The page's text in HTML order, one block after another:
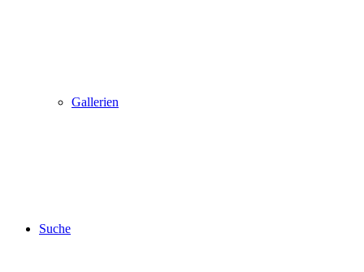
Gallerien
Suche